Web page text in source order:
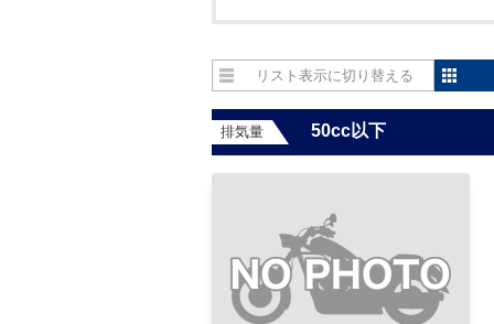
リスト表示
排気量 50cc以下